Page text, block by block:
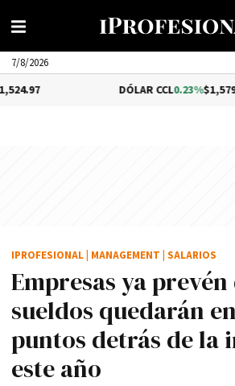
7/8/2026
0.23%$1,579.17
Empresas ya
sueldos quedarán
puntos detrás de la
este año
IPROFESIONAL MANAGEMENT SALARIOS